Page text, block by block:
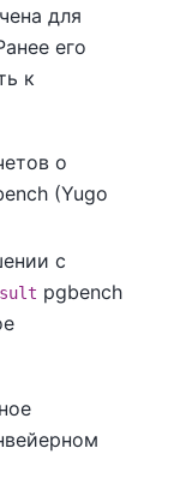
для
его
к
о
(Yugo
с
pgbench